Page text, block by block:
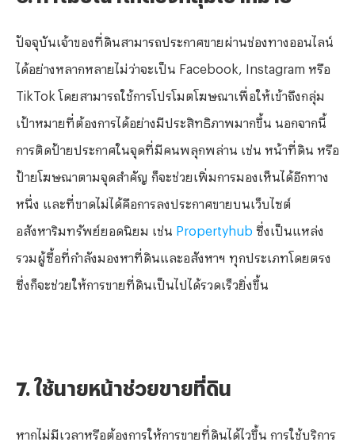
ปัจจุบันเจ้าของที่ดินสามารถประกาศขายผ่านช่องทางออนไลน์
ได้อย่างหลากหลายไม่ว่าจะเป็น Facebook, Instagram หรือ
TikTok โดยสามารถใช้การโปรโมตโฆษณาเพื่อให้เข้าถึงกลุ่ม
เป้าหมายที่ต้องการได้อย่างมีประสิทธิภาพมากขึ้น นอกจากนี้
การติดป้ายประกาศในจุดที่มีคนพลุกพล่าน เช่น หน้าที่ดิน หรือ
ป้ายโฆษณาตามจุดสำคัญ ก็จะช่วยเพิ่มการมองเห็นได้อีกทาง
หนึ่ง และที่ขาดไม่ได้คือการลงประกาศขายบนเว็บไซต์
อสังหาริมทรัพย์ยอดนิยม เช่น Propertyhub ซึ่งเป็นแหล่ง
รวมผู้ซื้อที่กำลังมองหาที่ดินและอสังหาฯ ทุกประเภทโดยตรง
ซึ่งก็จะช่วยให้การขายที่ดินเป็นไปได้รวดเร็วยิ่งขึ้น
7. ใช้นายหน้าช่วยขายที่ดิน
หากไม่มีเวลาหรือต้องการให้การขายที่ดินได้ไวขึ้น การใช้บริการ